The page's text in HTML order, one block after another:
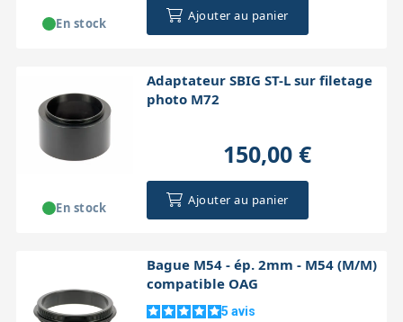
Ajouter au panier
En stock
Adaptateur SBIG ST-L sur filetage
photo M72
150,00 €
Ajouter au panier
En stock
Bague M54 - ép. 2mm - M54 (M/M)
compatible OAG
5 avis